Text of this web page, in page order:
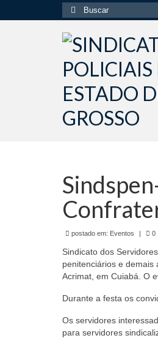
Buscar
por:
postado em: Eventos | 0
Sindicato dos
penitenciários e demais
Acrimat, em Cuiabá. O
Durante a festa os
Os servidores
para servidores